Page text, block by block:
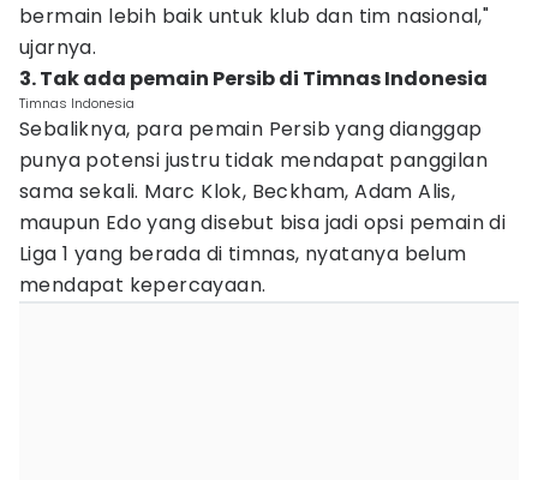
bermain lebih baik untuk klub dan tim nasional,"
ujarnya.
3. Tak ada pemain Persib di Timnas Indonesia
Timnas Indonesia
Sebaliknya, para pemain Persib yang dianggap
punya potensi justru tidak mendapat panggilan
sama sekali. Marc Klok, Beckham, Adam Alis,
maupun Edo yang disebut bisa jadi opsi pemain di
Liga 1 yang berada di timnas, nyatanya belum
mendapat kepercayaan.